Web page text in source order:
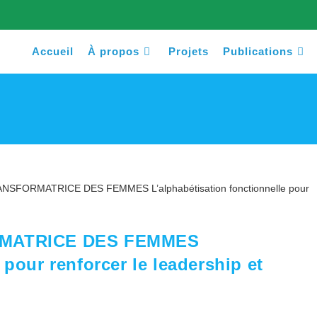
Accueil À propos Projets Publications
DES FEMMES
renforcer le leadership et